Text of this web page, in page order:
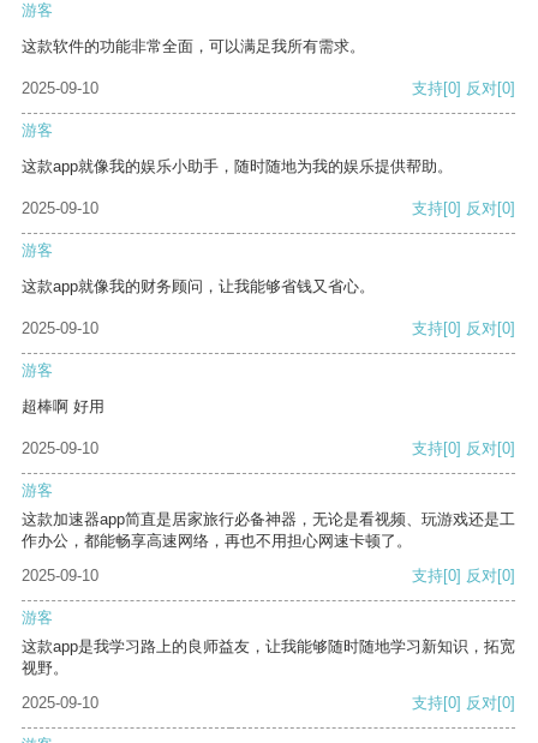
游客
这款软件的功能非常全面，可以满足我所有需求。
2025-09-10 支持[0] 反对[0]
游客
这款app就像我的娱乐小助手，随时随地为我的娱乐提供帮助。
2025-09-10 支持[0] 反对[0]
游客
这款app就像我的财务顾问，让我能够省钱又省心。
2025-09-10 支持[0] 反对[0]
游客
超棒啊 好用
2025-09-10 支持[0] 反对[0]
游客
这款加速器app简直是居家旅行必备神器，无论是看视频、玩游戏还是工
作办公，都能畅享高速网络，再也不用担心网速卡顿了。
2025-09-10
支持[0] 反对[0]
游客
这款app是我学习路上的良师益友，让我能够随时随地学习新知识，拓宽
视野。
2025-09-10
支持[0] 反对[0]